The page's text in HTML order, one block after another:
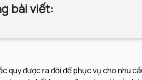
bài viết:
quy được ra đời để phục vụ cho nhu